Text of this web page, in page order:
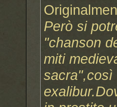
Però si
"chanson
miti
sacra",così